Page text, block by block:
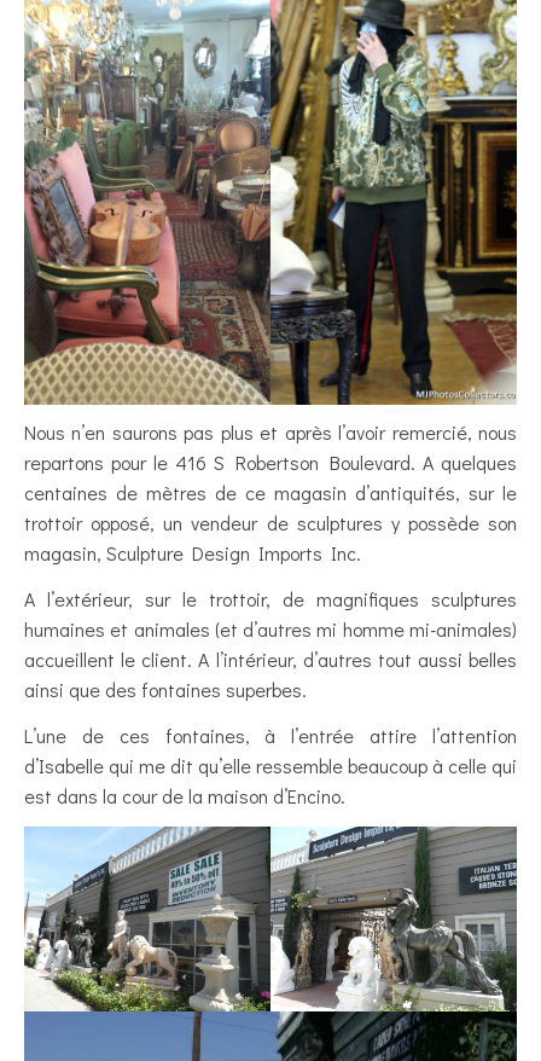
Nous n’en saurons pas plus et après l’avoir remercié, nous
repartons pour le 416 S Robertson Boulevard. A quelques
centaines de mètres de ce magasin d’antiquités, sur le
trottoir opposé, un vendeur de sculptures y possède son
magasin, Sculpture Design Imports Inc.
A l’extérieur, sur le trottoir, de magnifiques sculptures
humaines et animales (et d’autres mi homme mi-animales)
accueillent le client. A l’intérieur, d’autres tout aussi belles
ainsi que des fontaines superbes.
L’une de ces fontaines, à l’entrée attire l’attention
d’Isabelle qui me dit qu’elle ressemble beaucoup à celle qui
est dans la cour de la maison d’Encino.